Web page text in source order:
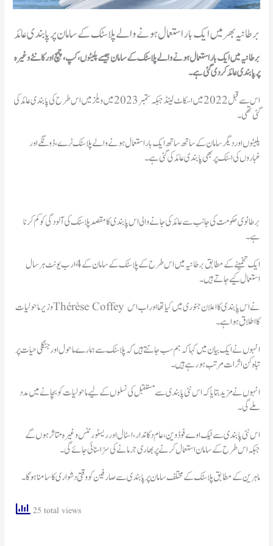
برطانیہ بھر میں ایک بار استعمال ہونے والے پلاسٹک کے سامان پر پابندی عائد
برطانیہ میں ایک بار استعمال ہونے والے پلاسٹک کے سامان جیسے پلیٹوں، کپ، چمچ اور کانٹے وغیرہ
پر پابندی عائد کر دی گئی ہے۔
اس سے قبل 2022 میں اسکاٹ لینڈ جبکہ ستمبر 2023 میں ویلز میں اس طرح کی پابندی عائد کی
گئی تھی۔
پلیٹوں اور دیگر سامان کے ساتھ ساتھ ایک بار استعمال ہونے والے پلاسٹک ٹرے، ڈونگے اور
غباروں کی اسٹک پر بھی پابندی عائد کی گئی ہے۔
برطانوی حکومت کی جانب سے عائد کی جانے والی اس پابندی کا مقصد پلاسٹک کی آلودگی کو کم کرنا
ہے۔
ایک تخمینے کے مطابق برطانیہ میں اس طرح کے پلاسٹک کے سامان کے 4 ارب یونٹ ہر سال
استعمال کیے جاتے ہیں۔
وزیر ماحولیات Thérèse Coffey نے اس پابندی کا اعلان جنوری میں کیا تھا اور اب اس
کا اطلاق ہوا ہے۔
انہوں نے ایک بیان میں کہا کہ ہم سب جانتے ہیں کہ پلاسٹک سے ہمارے ماحول اور جنگلی حیات پر
تباہ کن اثرات مرتب ہو رہے ہیں۔
انہوں نے مزید بتایا کہ اس نئی پابندی سے مستقبل کی نسلوں کے لیے ماحولیات کو بچانے میں مدد
ملے گی۔
اس نئی پابندی سے ٹیک اوے فوڈ وین، عام دکاندار، اسٹال اور ریسٹورنٹس وغیرہ متاثر ہوں گے
جبکہ اس طرح کے سامان استعمال کرنے پر بھاری جرمانے کی سزا سنائی جائے گی۔
ماہرین کے مطابق پلاسٹک کے مختلف سامان پرپابندی سےصارفین کو وقتی دشواری کا سامنا ہوگا۔
25 total views